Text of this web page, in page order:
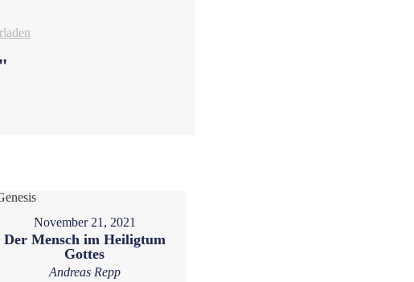
"
November 21, 2021
Der Mensch im Heiligtum
Gottes
Andreas Repp